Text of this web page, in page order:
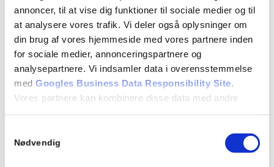
annoncer, til at vise dig funktioner til sociale medier og til
at analysere vores trafik. Vi deler også oplysninger om
din brug af vores hjemmeside med vores partnere inden
for sociale medier, annonceringspartnere og
analysepartnere. Vi indsamler data i overensstemmelse
med Googles Business Data Responsibility Site
Vores partnere kan kombinere disse data med andre
Se Cookie & Privatlivspolitik
Nødvendig
begivenheder,
begivenheder,
begivenheder,
begivenheder,
begivenheder,
begivenheder,
1
begivenhed,
21
0
begivenheder,
22
0
begivenheder,
23
0
begivenheder,
24
0
begivenheder,
25
0
begivenheder,
26
0
27
0
begivenheder,
28
0
begivenheder,
29
0
begivenheder,
30
0
begivenheder,
31
0
begivenheder,
1
0
begivenheder,
2
sep Denne måned nov